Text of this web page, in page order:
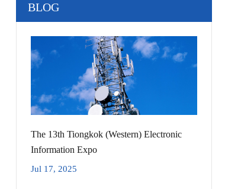
BLOG
The 13th Tiongkok (Western) Electronic
Information Expo
Jul 17, 2025